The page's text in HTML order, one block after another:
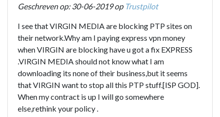
Geschreven op: 30-06-2019 op Trustpilot
I see that VIRGIN MEDIA are blocking PTP sites on
their network.Why am I paying express vpn money
when VIRGIN are blocking have u got a fix EXPRESS
.VIRGIN MEDIA should not know what I am
downloading its none of their business,but it seems
that VIRGIN want to stop all this PTP stuff.[ISP GOD].
When my contract is up I will go somewhere
else,rethink your policy .